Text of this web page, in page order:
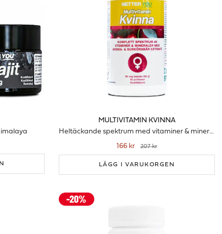
MULTIVITAMIN KVINNA
Heltäckande spektrum med vitaminer & mineraler för kvinnor
166 kr
207 kr
LÄGG I VARUKORGEN